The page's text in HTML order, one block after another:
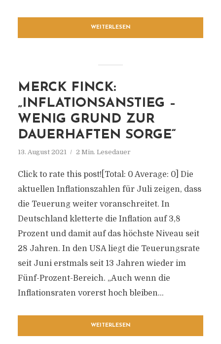
WEITERLESEN
MERCK FINCK:
„INFLATIONSANSTIEG –
WENIG GRUND ZUR
DAUERHAFTEN SORGE“
13. August 2021 2 Min. Lesedauer
Click to rate this post![Total: 0 Average: 0] Die
aktuellen Inflationszahlen für Juli zeigen, dass
die Teuerung weiter voranschreitet. In
Deutschland kletterte die Inflation auf 3,8
Prozent und damit auf das höchste Niveau seit
28 Jahren. In den USA liegt die Teuerungsrate
seit Juni erstmals seit 13 Jahren wieder im
Fünf-Prozent-Bereich. „Auch wenn die
Inflationsraten vorerst hoch bleiben...
WEITERLESEN